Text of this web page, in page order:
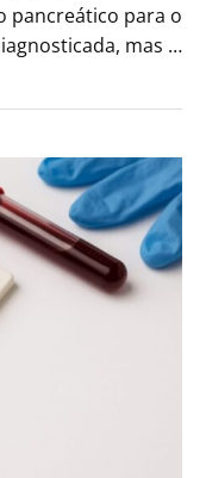
pancreático para o
mas …